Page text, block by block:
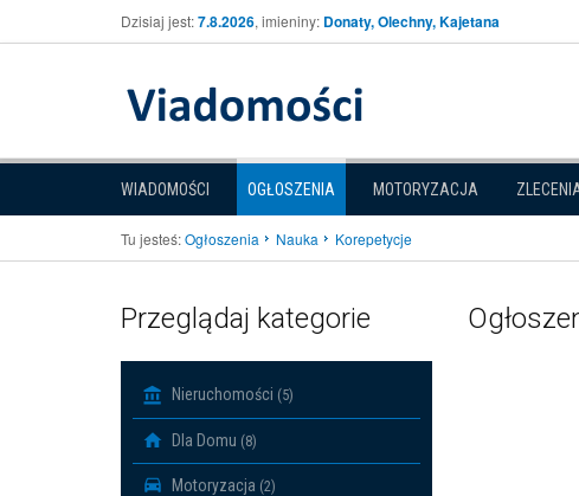
Dzisiaj jest:7.8.2026, imieniny: Donaty, Olechny, Kajetana
WIADOMOŚCI OGŁOSZENIA MOTORYZACJA
Tu jesteś:Ogłoszenia Nauka Korepetycje
Przeglądaj kategorie
Nieruchomości (5)
Dla Domu (8)
Motoryzacja (2)